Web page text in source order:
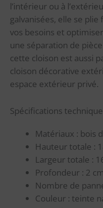
l’intérieur ou à
galvanisées, elle se
vos besoins et
une séparation de
cette cloison est aussi
cloison décorative
espace extérieur privé.
Spécifications
Matériaux : bois
Hauteur totale :
Largeur totale :
Profondeur : 2 cm
Nombre de
Couleur : teinte